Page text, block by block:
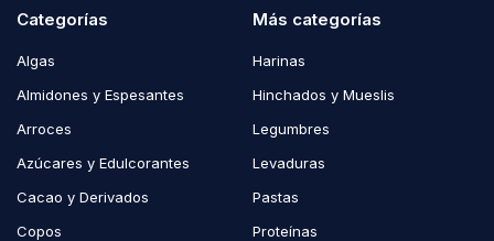
Categorías
Algas
Almidones y Espesantes
Arroces
Azúcares y Edulcorantes
Cacao y Derivados
Copos
Más categorías
Harinas
Hinchados y Mueslis
Legumbres
Levaduras
Pastas
Proteínas